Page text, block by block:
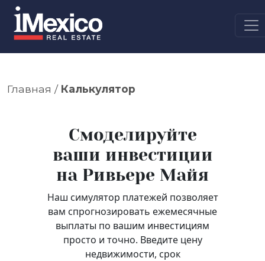
Главная / Калькулятор
Смоделируйте
ваши инвестиции
на Ривьере Майя
Наш симулятор платежей позволяет
вам спрогнозировать ежемесячные
выплаты по вашим инвестициям
просто и точно. Введите цену
недвижимости, срок